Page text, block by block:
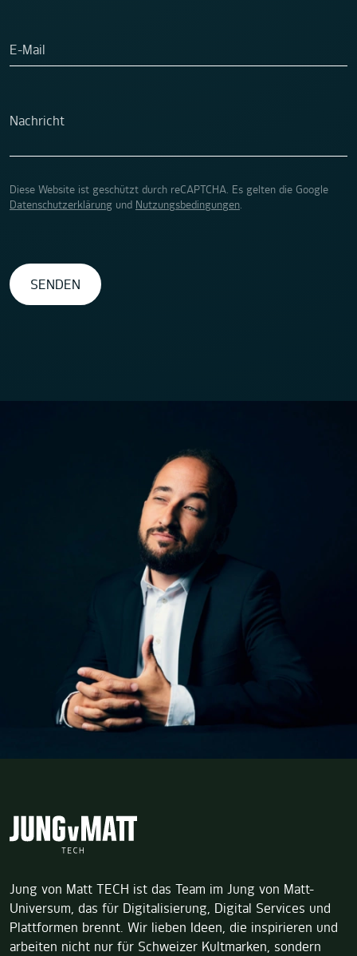
E-Mail
Nachricht
Diese Website ist geschützt durch reCAPTCHA. Es gelten die Google
Datenschutzerklärung und Nutzungsbedingungen.
SENDEN
Jung von Matt TECH ist das Team im Jung von Matt-
Universum, das für Digitalisierung, Digital Services und
Plattformen brennt. Wir lieben Ideen, die inspirieren und
arbeiten nicht nur für Schweizer Kultmarken, sondern